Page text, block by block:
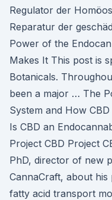
Regulator der
Reparatur der
Power of the
Makes It This post is
Botanicals.
been a major … The
System and How
Is CBD an
Project CBD Project
PhD, director of new
CannaCraft, about
fatty acid transport